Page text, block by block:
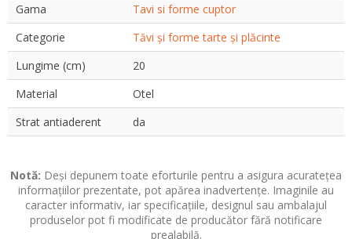
Gama
Tavi si forme cuptor
Categorie
Tăvi și forme tarte și plăcinte
Lungime (cm)
20
Material
Otel
Strat antiaderent
da
Notă: Deși depunem toate eforturile pentru a asigura acuratețea
informațiilor prezentate, pot apărea inadvertențe. Imaginile au
caracter informativ, iar specificațiile, designul sau ambalajul
produselor pot fi modificate de producător fără notificare
prealabilă.